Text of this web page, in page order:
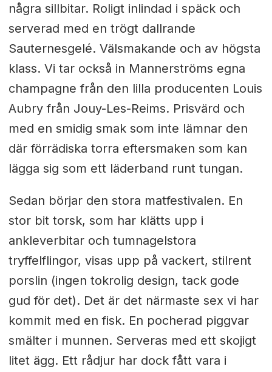
några sillbitar. Roligt inlindad i späck och
serverad med en trögt dallrande
Sauternesgelé. Välsmakande och av högsta
klass. Vi tar också in Mannerströms egna
champagne från den lilla producenten Louis
Aubry från Jouy-Les-Reims. Prisvärd och
med en smidig smak som inte lämnar den
där förrädiska torra eftersmaken som kan
lägga sig som ett läderband runt tungan.
Sedan börjar den stora matfestivalen. En
stor bit torsk, som har klätts upp i
ankleverbitar och tumnagelstora
tryffelflingor, visas upp på vackert, stilrent
porslin (ingen tokrolig design, tack gode
gud för det). Det är det närmaste sex vi har
kommit med en fisk. En pocherad piggvar
smälter i munnen. Serveras med ett skojigt
litet ägg. Ett rådjur har dock fått vara i